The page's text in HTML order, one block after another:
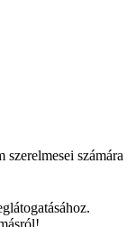
számára